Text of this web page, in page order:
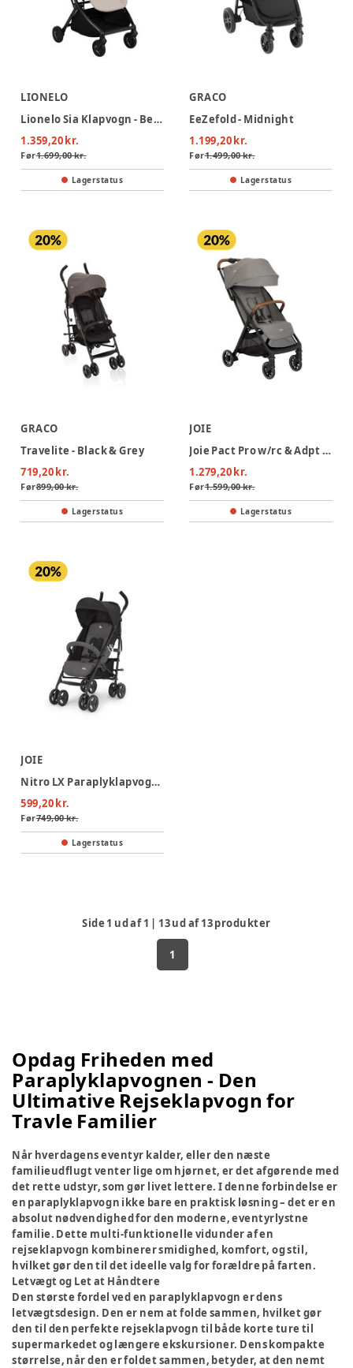
LIONELO
Lionelo Sia Klapvogn - Beige Sand
1.359,20 kr.
Før1.699,00 kr.
Lagerstatus
GRACO
EeZefold - Midnight
1.199,20 kr.
Før1.499,00 kr.
Lagerstatus
GRACO
Travelite - Black & Grey
719,20 kr.
Før899,00 kr.
Lagerstatus
JOIE
Joie Pact Pro w/rc & Adpt Klapvogn - Pebble
1.279,20 kr.
Før1.599,00 kr.
Lagerstatus
JOIE
Nitro LX Paraplyklapvogn - ember
599,20 kr.
Før749,00 kr.
Lagerstatus
Side 1 ud af1 | 13ud af13produkter
1
Opdag Friheden med
Paraplyklapvognen - Den
Ultimative Rejseklapvogn for
Travle Familier
Når hverdagens eventyr kalder, eller den næste
familieudflugt venter lige om hjørnet, er det afgørende med
det rette udstyr, som gør livet lettere. I denne forbindelse er
en paraplyklapvogn ikke bare en praktisk løsning – det er en
absolut nødvendighed for den moderne, eventyrlystne
familie. Dette multi-funktionelle vidunder af en
rejseklapvogn kombinerer smidighed, komfort, og stil,
hvilket gør den til det ideelle valg for forældre på farten.
Letvægt og Let at Håndtere
Den største fordel ved en paraplyklapvogn er dens
letvægtsdesign. Den er nem at folde sammen, hvilket gør
den til den perfekte rejseklapvogn til både korte ture til
supermarkedet og længere ekskursioner. Dens kompakte
størrelse, når den er foldet sammen, betyder, at den nemt